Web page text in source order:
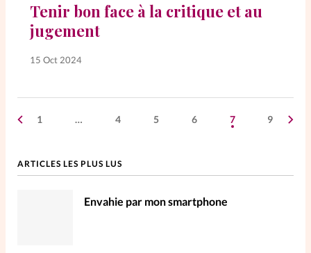
Tenir bon face à la critique et au
jugement
15 Oct 2024
1 … 4 5 6 7 9
ARTICLES LES PLUS LUS
Envahie par mon smartphone